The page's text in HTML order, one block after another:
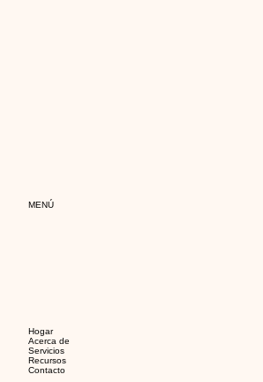
MENÚ
Hogar
Acerca de
Servicios
Recursos
Contacto